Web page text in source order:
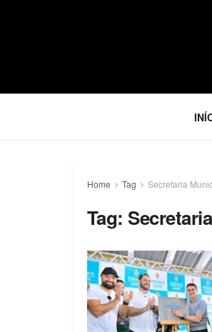
Home Tag Secretaria
Tag: